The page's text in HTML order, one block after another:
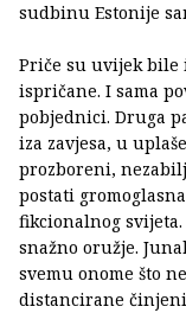
sudbinu Estonije
Priče su uvijek bile
ispričane. I sama
pobjednici. Druga
iza zavjesa, u
prozboreni,
postati
fikcionalnog
snažno oružje.
svemu onome što
distancirane